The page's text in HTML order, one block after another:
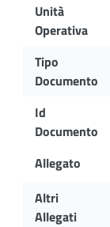
Unità
Operativa
Tipo
Documento
Id
Documento
Allegato
Altri
Allegati